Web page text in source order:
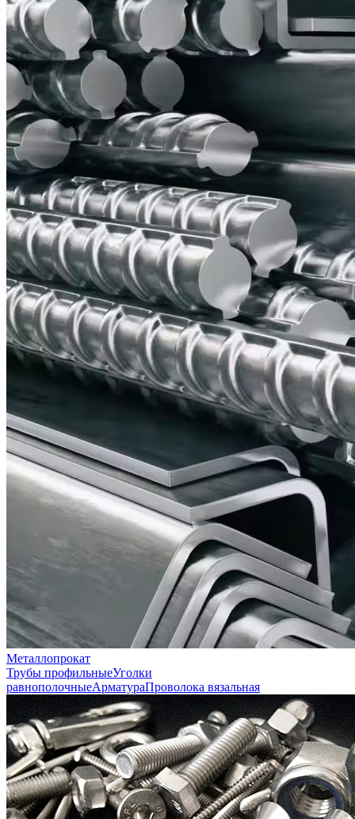
Металлопрокат
Трубы профильныеУголки
равнополочныеАрматураПроволока вязальная